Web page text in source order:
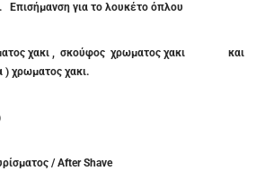
Επισήμανση για το λουκέτο όπλου
χακι , σκούφος χρωματος χακι και
) χρωματος χακι.
/ After Shave